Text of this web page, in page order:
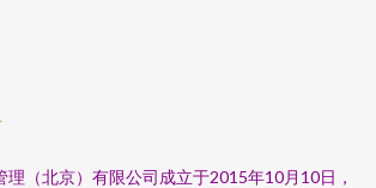
理（北京）有限公司成立于2015年10月10日，